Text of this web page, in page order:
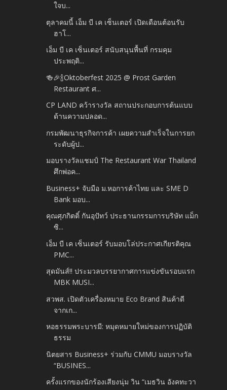
ใจบ...
ตุลาคมนี้ เอ็ม บี เค เซ็นเตอร์ เปิดเดือนต้อนรับ
ฮาโ...
เอ็ม บี เค เซ็นเตอร์ สนับสนุนพื้นที่ กรมคุม
ประพฤติ...
🍻🎉🍾Oktoberfest 2025 @ Prost Garden
Restaurant ศ...
CP LAND คว้ารางวัล สถานประกอบการต้นแบบ
ด้านความปลอด...
กรมพัฒนาธุรกิจการค้า เผยความสำเร็จในการยก
ระดับผู้ป...
มอบรางวัลแชมป์ The Restaurant War Thailand
ศึกพ่อค...
Business+ จับมือ ม.หอการค้าไทย และ SME D
Bank มอบ...
คุณศุภกิตติ์ กันอุปัทว์ ประธานกรรมการบริษัท แม็ก
ซิ...
เอ็ม บี เค เซ็นเตอร์ รับมอบโล่ประกาศเกียรติคุณ
PMC...
สุดมันส์!! ประมวลบรรยากาศการแข่งขันรอบแรก
MBK MUSI...
สวพส. เปิดตัวเครื่องหมาย Eco Brand สินค้าดี
จากเก...
หอธรรมพระบารมี: หมุดหมายใหม่ของการปฏิบัติ
ธรรม
นิตยสาร Business+ ร่วมกับ CMMU มอบรางวัล
“BUSINES...
ครั้งแรกของนักร้องเสียงนุ่ม วิน “เมธวิน อังคทะวา